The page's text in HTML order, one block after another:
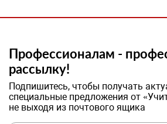
Профессионалам -
рассылку!
Подпишитесь, чтобы получать
специальные предложения от
не выходя из почтового ящика